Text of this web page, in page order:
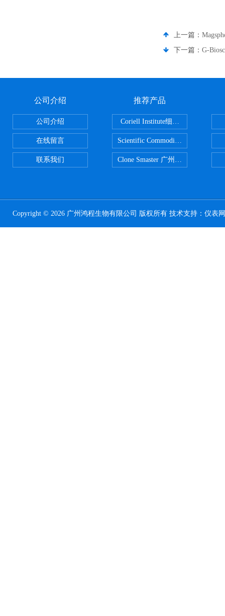
上一篇：
下一篇： G-
公司介绍
公司介绍
在线留言
联系我们
推荐产品
Scientific CommoditiesPE管 广州
Clone Smaster 广州鸿程代理
Copyright © 2026 广州鸿程生物有限公司 版权所有 技术支持： 仪表网